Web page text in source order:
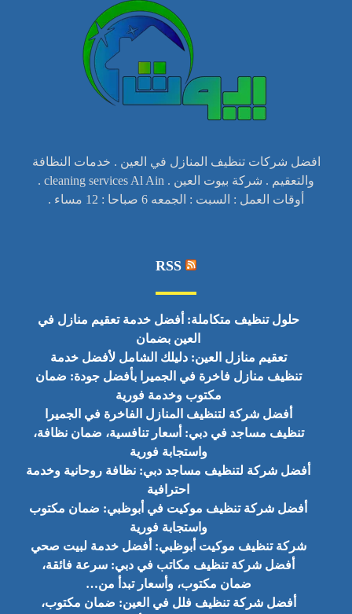
افضل شركات تنظيف المنازل في العين . خدمات النظافة
والتعقيم . شركة بيوت العين . cleaning services Al Ain .
أوقات العمل : السبت : الجمعه 6 صباحا : 12 مساء .
RSS
حلول تنظيف متكاملة: أفضل خدمة تعقيم منازل في
العين بضمان
تعقيم منازل العين: دليلك الشامل لأفضل خدمة
تنظيف منازل فاخرة في الجميرا بأفضل جودة: ضمان
مكتوب وخدمة فورية
أفضل شركة لتنظيف المنازل الفاخرة في الجميرا
تنظيف مساجد في دبي: أسعار تنافسية، ضمان نظافة،
واستجابة فورية
أفضل شركة لتنظيف مساجد دبي: نظافة روحانية وخدمة
احترافية
أفضل شركة تنظيف موكيت في أبوظبي: ضمان مكتوب
واستجابة فورية
شركة تنظيف موكيت أبوظبي: أفضل خدمة لبيت صحي
أفضل شركة تنظيف مكاتب في دبي: سرعة فائقة،
ضمان مكتوب، وأسعار تبدأ من…
أفضل شركة تنظيف فلل في العين: ضمان مكتوب،